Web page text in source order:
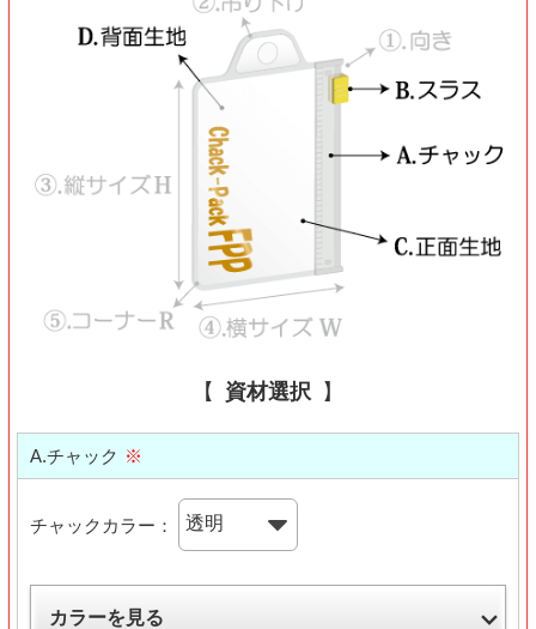
資材選択
A.チャック ※
チャックカラー：
カラーを見る